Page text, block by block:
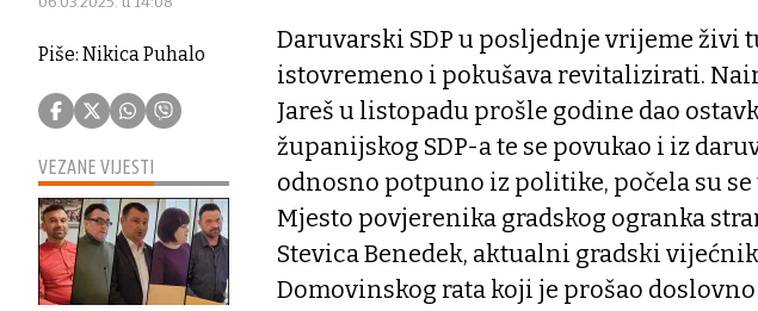
Piše: Nikica Puhalo
VEZANE VIJESTI
Daruvarski SDP u posljednje vrijeme živi
istovremeno i pokušava revitalizirati.
Jareš u listopadu prošle godine dao
županijskog SDP-a te se povukao i iz
odnosno potpuno iz politike, počela su
Mjesto povjerenika gradskog ogranka
Stevica Benedek, aktualni gradski vijećnik
Domovinskog rata koji je prošao